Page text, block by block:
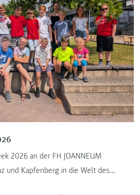
2026 an der FH JOANNEUM
und Kapfenberg in die Welt des